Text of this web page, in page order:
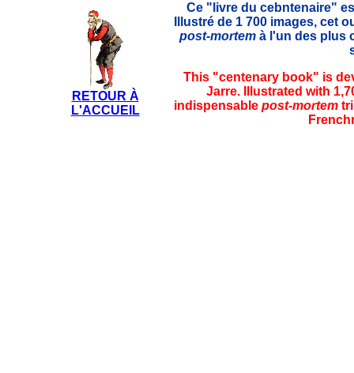
RETOUR À
L'ACCUEIL
Ce "livre du cebntenaire"
Illustré de 1 700 images, cet
post-mortemà l'un des plus
This "centenary book" is
Jarre. Illustrated with
indispensable post-mortem